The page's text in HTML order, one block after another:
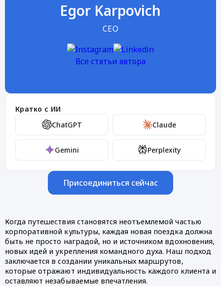
Egor Karpovich
CEO
Все статьи автора
Кратко с ИИ
ChatGPT
Claude
Gemini Perplexity
Присоединиться сейчас
Когда путешествия становятся неотъемлемой частью
корпоративной культуры, каждая новая поездка должна
быть не просто наградой, но и источником вдохновения,
новых идей и укрепления командного духа. Наш подход
заключается в создании уникальных маршрутов,
которые отражают индивидуальность каждого клиента и
оставляют незабываемые впечатления.